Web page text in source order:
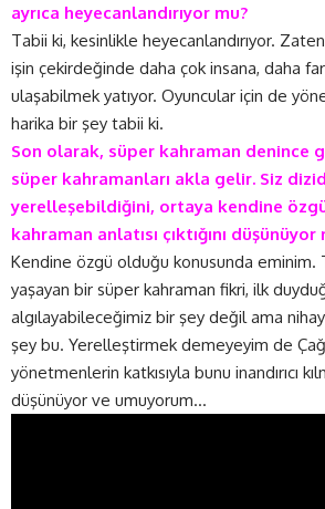
ayrıca heyecanlandırıyor mu?
Tabii ki, kesinlikle heyecanlandırıyor. Zaten
işin çekirdeğinde daha çok insana, daha
ulaşabilmek yatıyor. Oyuncular için de
harika bir şey tabii ki.
Son olarak, süper kahraman denince
süper kahramanları akla gelir. Siz
yerelleşebildiğini, ortaya kendine
kahraman anlatısı çıktığını düşünüyor
Kendine özgü olduğu konusunda eminim.
yaşayan bir süper kahraman fikri, ilk
algılayabileceğimiz bir şey değil ama
şey bu. Yerelleştirmek demeyeyim de
yönetmenlerin katkısıyla bunu inandırıcı
düşünüyor ve umuyorum…